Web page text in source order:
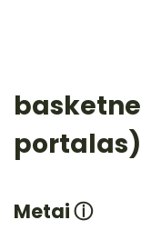
portalas)
Metaiⓘ